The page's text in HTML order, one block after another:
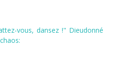
vous, dansez !" Dieudonné